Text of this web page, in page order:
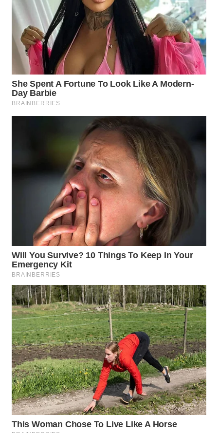
WN
INDRAMAYU
WN
KUNINGAN
WN
MAJALENGKA
WN
PURWAKARTA
WN
PRIANGAN
TIMUR
WN
WN
SOLO
WN
BOROBUDUR
WN
MADURA
WN
SURABAYA